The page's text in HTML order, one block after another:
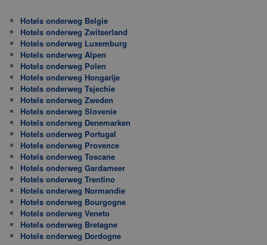
Hotels onderweg Belgie
Hotels onderweg Zwitserland
Hotels onderweg Luxemburg
Hotels onderweg Alpen
Hotels onderweg Polen
Hotels onderweg Hongarije
Hotels onderweg Tsjechie
Hotels onderweg Zweden
Hotels onderweg Slovenie
Hotels onderweg Denemarken
Hotels onderweg Portugal
Hotels onderweg Provence
Hotels onderweg Toscane
Hotels onderweg Gardameer
Hotels onderweg Trentino
Hotels onderweg Normandie
Hotels onderweg Bourgogne
Hotels onderweg Veneto
Hotels onderweg Bretagne
Hotels onderweg Dordogne